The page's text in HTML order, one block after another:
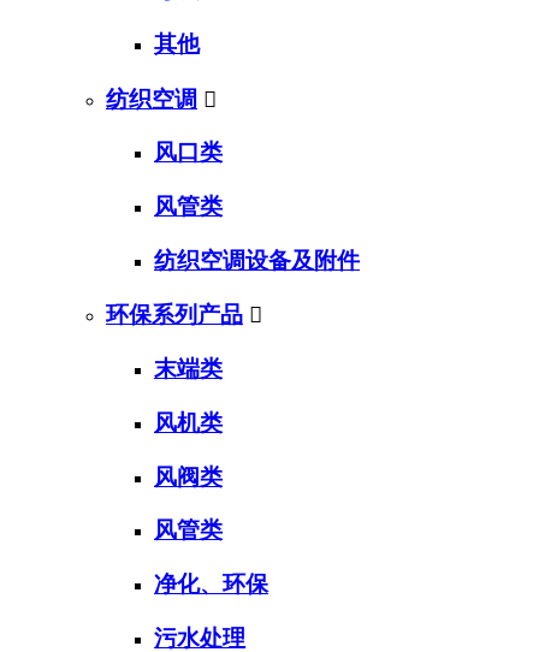
其他
纺织空调 
风口类
风管类
纺织空调设备及附件
环保系列产品 
末端类
风机类
风阀类
风管类
净化、环保
污水处理